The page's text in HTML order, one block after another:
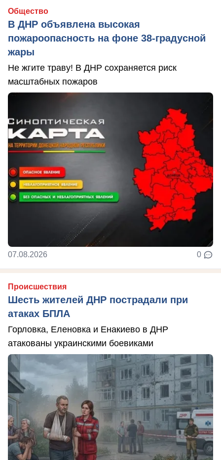
Общество
В ДНР объявлена высокая
пожароопасность на фоне 38-градусной
жары
Не жгите траву! В ДНР сохраняется риск
масштабных пожаров
07.08.2026 0
Происшествия
Шесть жителей ДНР пострадали при
атаках БПЛА
Горловка, Еленовка и Енакиево в ДНР
атакованы украинскими боевиками